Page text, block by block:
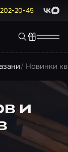
20-45 Max
Новинки
и